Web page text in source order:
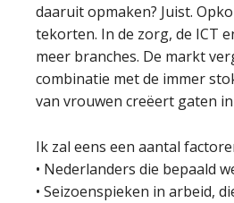
daaruit opmaken? Juist.
tekorten. In de zorg, de ICT
meer branches. De markt
combinatie met de immer
van vrouwen creëert gaten
Ik zal eens een aantal
• Nederlanders die bepaald
• Seizoenspieken in arbeid,